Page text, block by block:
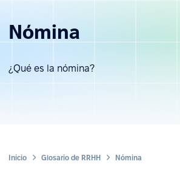
Nómina
¿Qué es la nómina?
Inicio Glosario de RRHH Nómina